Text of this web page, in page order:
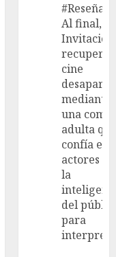
#Reseña
Al final,
recupera
cine
mediante
una
adulta
confía en
actores y
la
del
para